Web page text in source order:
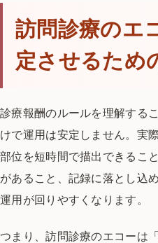
訪問診療のエ
定させるため
診療報酬のルールを理解する
けで運用は安定しません。実
部位を短時間で描出できるこ
があること、記録に落とし込
運用が回りやすくなります。
つまり、訪問診療のエコーは